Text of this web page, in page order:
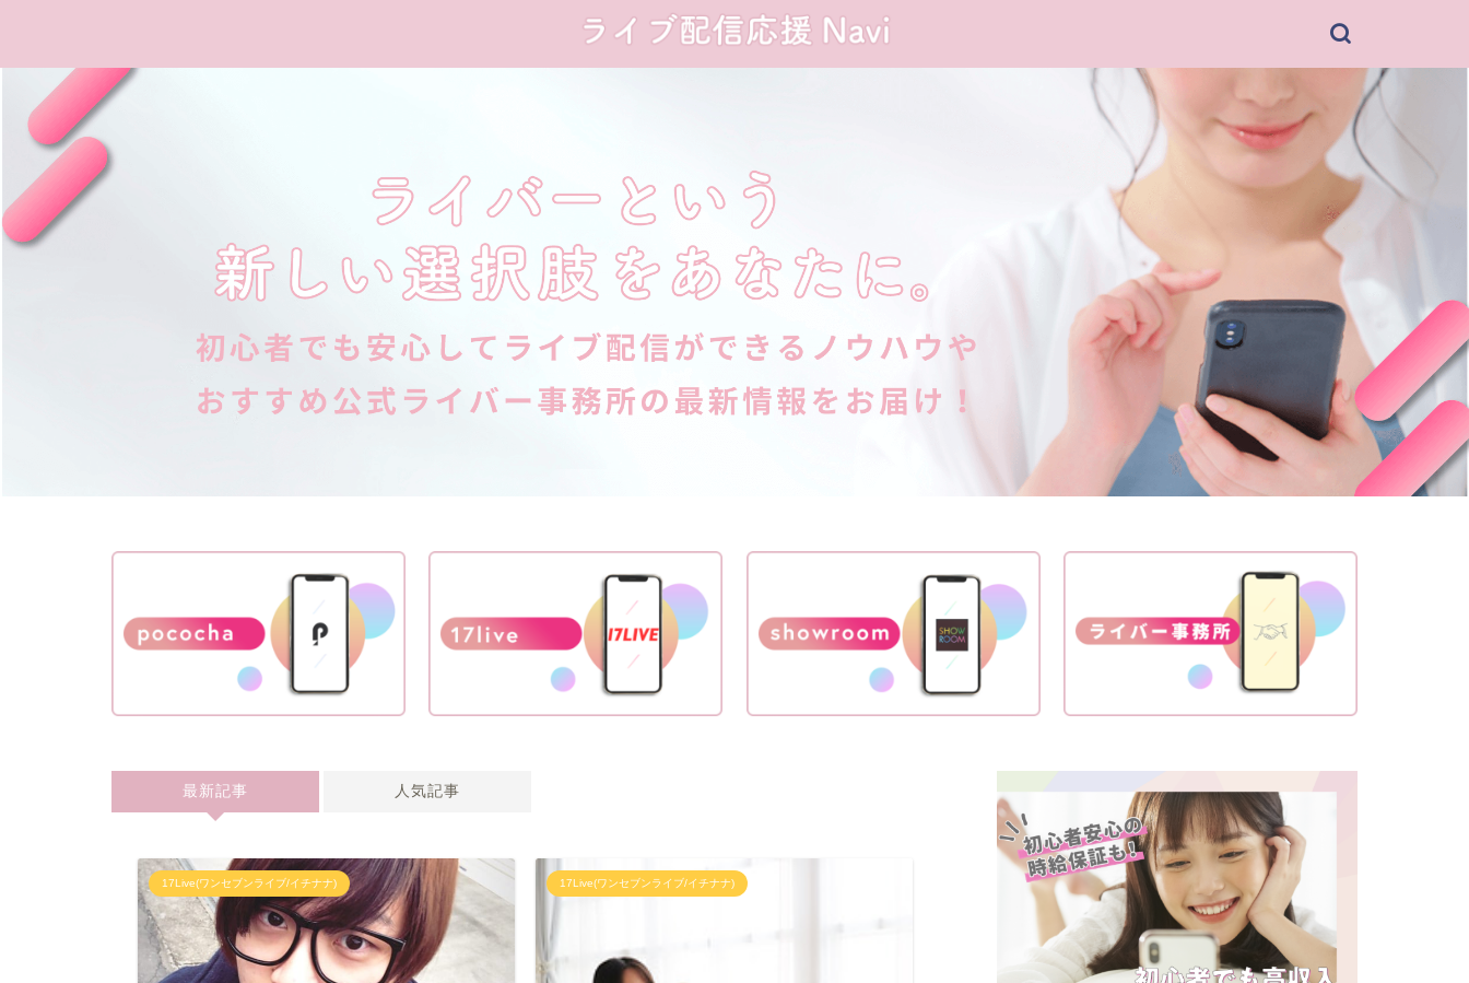
最新記事 人気記事
17Live(ワンセブンライブ/イチナナ) 17Live(ワンセブンライブ/イチナナ) ライバー事務所